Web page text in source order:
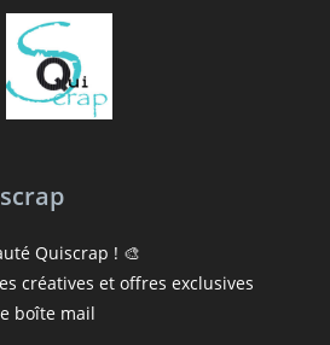
Quiscrap ! 🎨
créatives et offres exclusives
boîte mail